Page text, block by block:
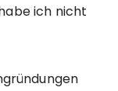
ich nicht